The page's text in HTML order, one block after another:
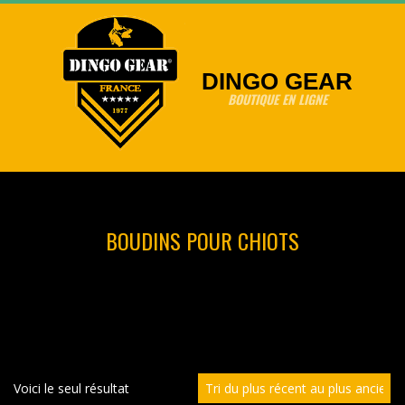
Skip
DINGO GEAR
BOUTIQUE EN LIGNE
BOUDINS POUR CHIOTS
Voici le seul résultat